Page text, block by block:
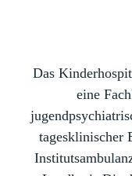
Das
eine
tagesklinischer